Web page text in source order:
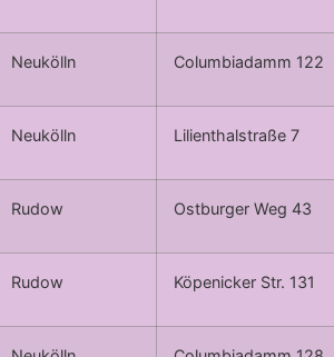
Neukölln Columbiadamm 122
Neukölln Lilienthalstraße 7
Rudow Ostburger Weg 43
Rudow Köpenicker Str. 131